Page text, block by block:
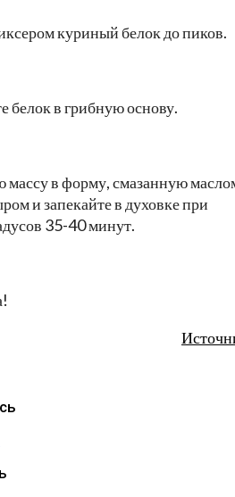
куриный белок до пиков.
белок в грибную основу.
массу в форму, смазанную
и запекайте в духовке при
35-40 минут.